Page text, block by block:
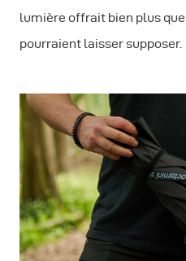
lumière offrait bien plus
pourraient laisser supposer.